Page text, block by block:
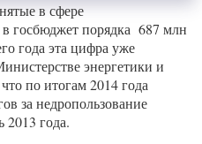
в сфере
госбюджет порядка 687 млн
года эта цифра уже
энергетики и
по итогам 2014 года
за недропользование
2013 года.